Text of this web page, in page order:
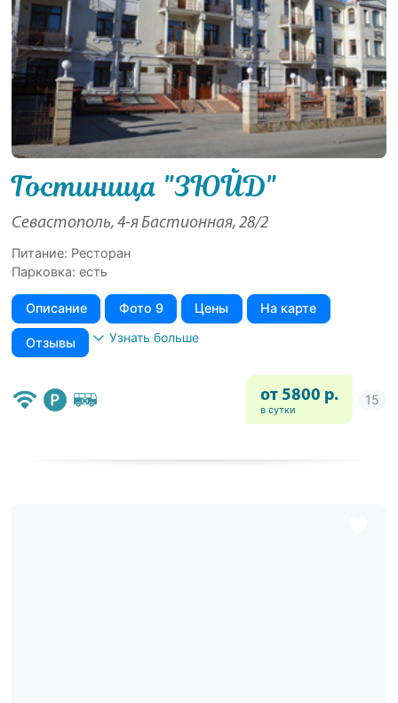
Гостиница "ЗЮЙД"
Севастополь, 4-я Бастионная, 28/2
Питание: Ресторан
Парковка: есть
Описание Фото 9 Цены На карте
Отзывы Узнать больше
от 5800 р.
в сутки